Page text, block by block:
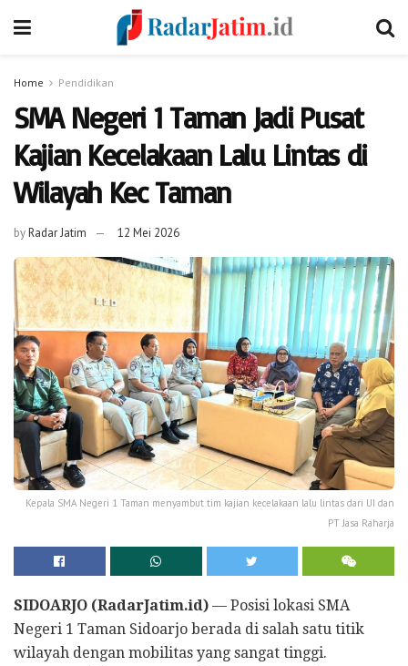
Home Pendidikan
SMA Negeri 1 Taman Jadi Pusat
Kajian Kecelakaan Lalu Lintas di
Wilayah Kec Taman
byRadar Jatim 12 Mei 2026
Kepala SMA Negeri 1 Taman menyambut tim kajian kecelakaan lalu lintas dari UI dan
PT Jasa Raharja
SIDOARJO (RadarJatim.id) — Posisi lokasi SMA
Negeri 1 Taman Sidoarjo berada di salah satu titik
wilayah dengan mobilitas yang sangat tinggi.